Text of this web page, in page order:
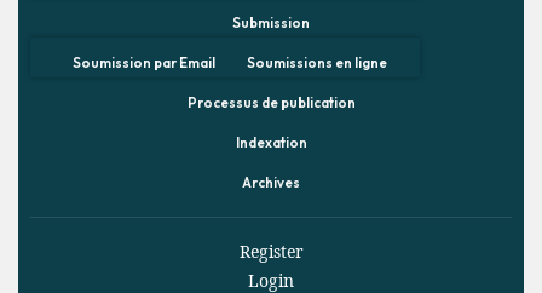
Submission
Soumission par Email Soumissions en ligne
Processus de publication
Indexation
Archives
Register
Login